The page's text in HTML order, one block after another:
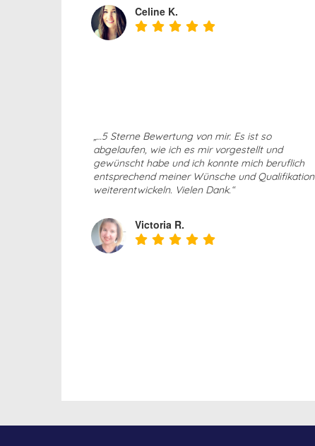
Celine K.
„…5 Sterne Bewertung von mir. Es ist so
abgelaufen, wie ich es mir vorgestellt und
gewünscht habe und ich konnte mich beruflich
entsprechend meiner Wünsche und Qualifikation
weiterentwickeln. Vielen Dank.“
Victoria R.